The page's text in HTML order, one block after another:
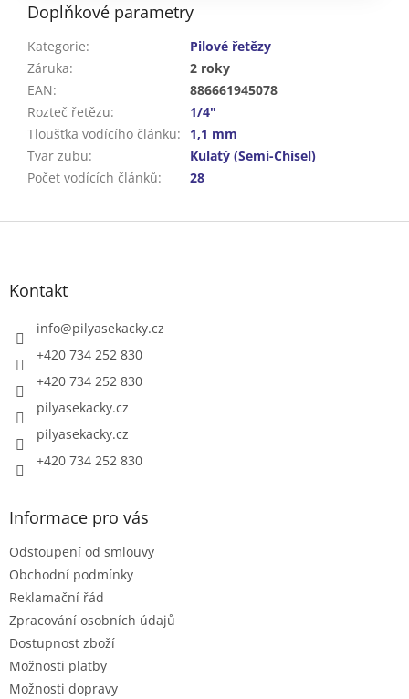
Doplňkové parametry
Kategorie:
Pilové řetězy
Záruka:
2 roky
EAN:
886661945078
Rozteč řetězu:
1/4"
Tloušťka vodícího článku:
1,1 mm
Tvar zubu:
Kulatý (Semi-Chisel)
Počet vodících článků: 28
Z
Kontakt
info@pilyasekacky.cz
+420 734 252 830
+420 734 252 830
pilyasekacky.cz
pilyasekacky.cz
+420 734 252 830
Informace pro vás
Odstoupení od smlouvy
Obchodní podmínky
Reklamační řád
Zpracování osobních údajů
Dostupnost zboží
Možnosti platby
Možnosti dopravy